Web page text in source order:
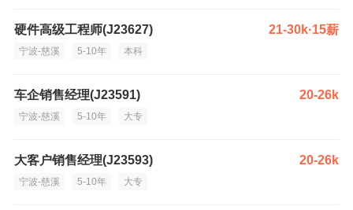
硬件高级工程师(J23627) 21-30k·15薪
宁波-慈溪 5-10年 本科
车企销售经理(J23591) 20-26k
宁波-慈溪 5-10年 大专
大客户销售经理(J23593) 20-26k
宁波-慈溪 5-10年 大专